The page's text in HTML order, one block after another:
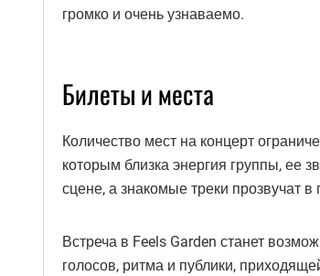
громко и очень узнаваемо.
Билеты и места
Количество мест на концерт
которым близка энергия группы, ее
сцене, а знакомые треки прозвучат
Встреча в Feels Garden станет
голосов, ритма и публики,